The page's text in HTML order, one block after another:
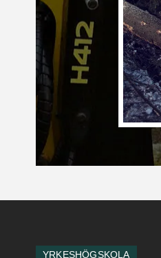
YRKESHÖGSKOLA